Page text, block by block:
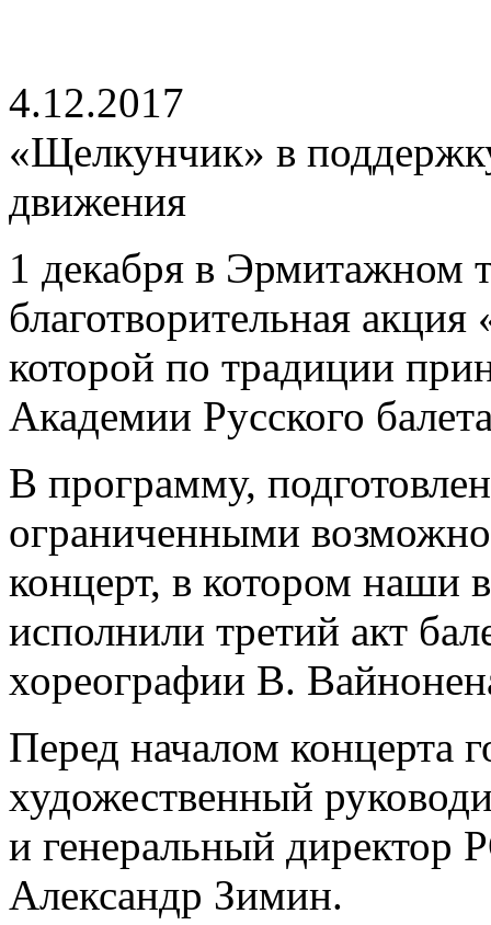
4.12.2017
«Щелкунчик» в
движения
1 декабря в Эрмитажном
благотворительная
которой по традиции
Академии Русского
В программу,
ограниченными
концерт, в котором наши
исполнили третий акт
хореографии В.
Перед началом концерта
художественный
и генеральный
Александр Зимин.